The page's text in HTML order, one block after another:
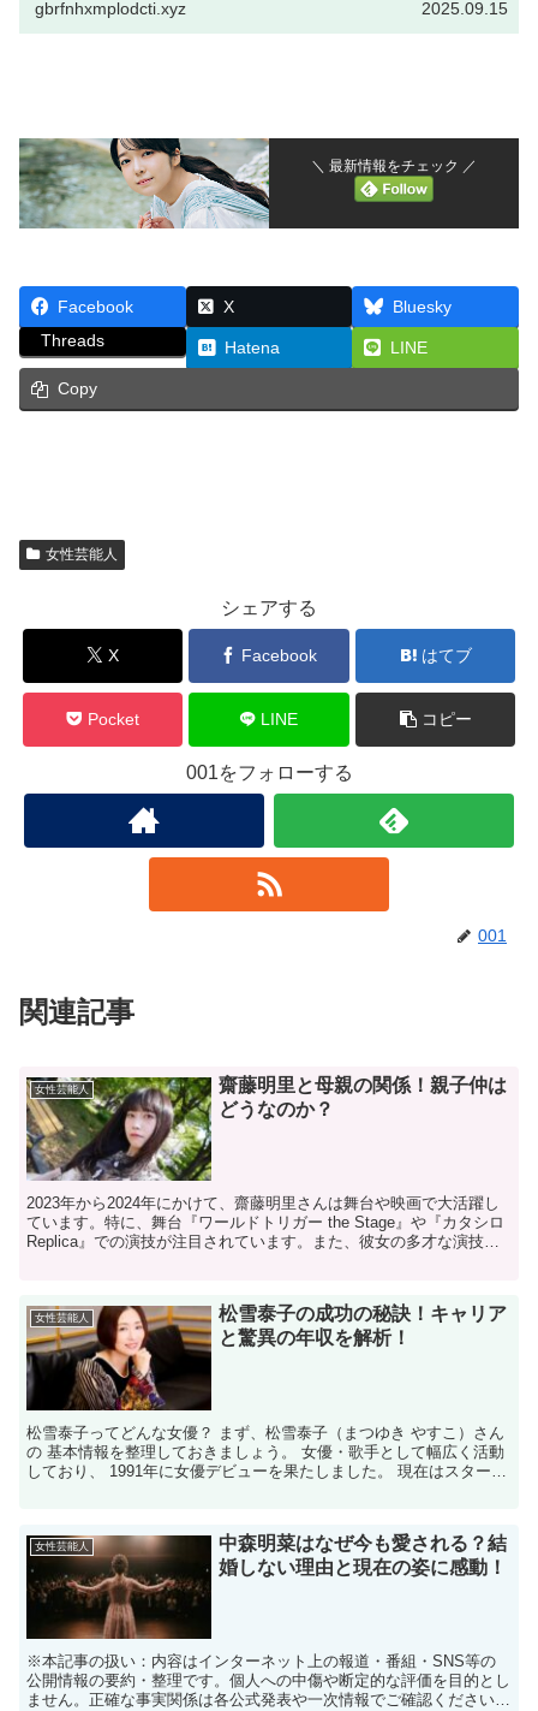
gbrfnhxmplodcti.xyz 2025.09.15
＼ 最新情報をチェック ／
Facebook X
Bluesky
Threads
Hatena LINE
Copy
女性芸能人
シェアする
X Facebook はてブ
Pocket LINE コピー
001をフォローする
001
関連記事
女性芸能人
齋藤明里と母親の関係！親子仲は
どうなのか？
2023年から2024年にかけて、齋藤明里さんは舞台や映画で大活躍し
ています。特に、舞台『ワールドトリガー the Stage』や『カタシロ
Replica』での演技が注目されています。また、彼女の多才な演技力
女性芸能人
松雪泰子の成功の秘訣！キャリア
と驚異の年収を解析！
松雪泰子ってどんな女優？ まず、松雪泰子（まつゆき やすこ）さん
の 基本情報を整理しておきましょう。 女優・歌手として幅広く活動
しており、 1991年に女優デビューを果たしました。 現在はスターダ
女性芸能人
中森明菜はなぜ今も愛される？結
婚しない理由と現在の姿に感動！
※本記事の扱い：内容はインターネット上の報道・番組・SNS等の
公開情報の要約・整理です。個人への中傷や断定的な評価を目的とし
ません。正確な事実関係は各公式発表や一次情報でご確認ください。